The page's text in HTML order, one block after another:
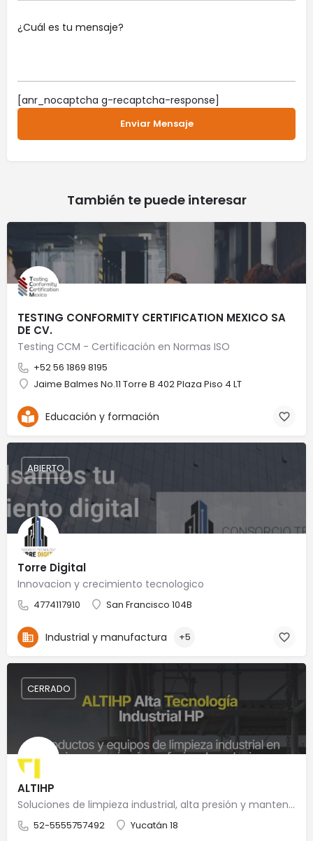
[anr_nocaptcha g-recaptcha-response]
También te puede interesar
TESTING CONFORMITY CERTIFICATION MEXICO SA
DE CV.
Testing CCM - Certificación en Normas ISO
+52 56 1869 8195
Jaime Balmes No.11 Torre B 402 Plaza Piso 4 LT
Educación y formación
Torre Digital
Innovacion y crecimiento tecnologico
4774117910 San Francisco 104B
ABIERTO
Industrial y manufactura +5
ALTIHP
Soluciones de limpieza industrial, alta presión y mantenimiento especializado
52-5555757492 Yucatán 18
CERRADO